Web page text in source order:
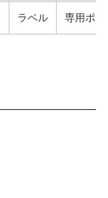
ラベル 専用ポン